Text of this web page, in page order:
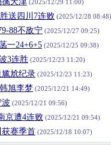
(2025/12/29 11:00)
送四川7连败 (2025/12/28 08:48)
88不敌宁 (2025/12/27 09:25)
一24+6+5 (2025/12/25 09:38)
3连胜 (2025/12/23 11:20)
尴尬纪录 (2025/12/23 11:23)
旭李梦 (2025/12/21 14:49)
(2025/12/21 09:56)
京遭4连败 (2025/12/21 09:54)
获赛季首 (2025/12/18 10:07)